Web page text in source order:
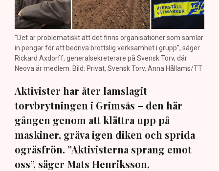
"Det är problematiskt att det finns organisationer som samlar
in pengar för att bedriva brottslig verksamhet i grupp", säger
Rickard Axdorff, generalsekreterare på Svensk Torv, där
Neova är medlem. Bild: Privat, Svensk Torv, Anna Hållams/TT
Aktivister har åter lamslagit
torvbrytningen i Grimsås – den här
gången genom att klättra upp på
maskiner, gräva igen diken och sprida
ogräsfrön. ”Aktivisterna sprang emot
oss”, säger Mats Henriksson,